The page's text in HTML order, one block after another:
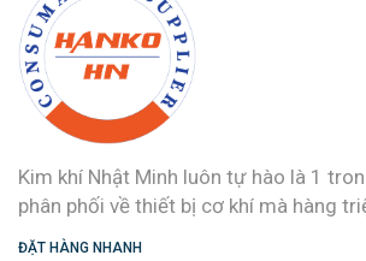
Kim khí Nhật Minh luôn tự hào là 1
phân phối về thiết bị cơ khí mà hàng
ĐẶT HÀNG NHANH